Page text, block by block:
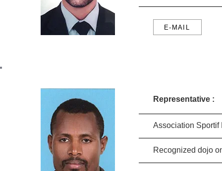
E-MAIL
Representative :
Association Sportif
Recognized dojo